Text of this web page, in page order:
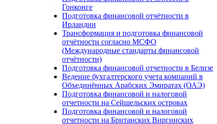
Гонконге
Подготовка финансовой отчётности в
Ирландии
Трансформация и подготовка финансовой
отчётности согласно МСФО
(Международные стандарты финансовой
отчётности)
Подготовка финансовой отчетности в Белизе
Ведение бухгалтерского учета компаний в
Объединённых Арабских Эмиратах (ОАЭ)
Подготовка финансовой и налоговой
отчетности на Сейшельских островах
Подготовка финансовой и налоговой
отчетности на Британских Виргинских